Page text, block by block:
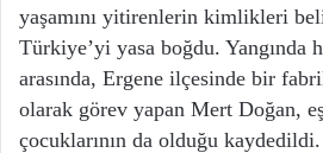
yaşamını yitirenlerin kimlikleri
Türkiye’yi yasa boğdu. Yangında
arasında, Ergene ilçesinde bir
olarak görev yapan Mert Doğan,
çocuklarının da olduğu kaydedildi.